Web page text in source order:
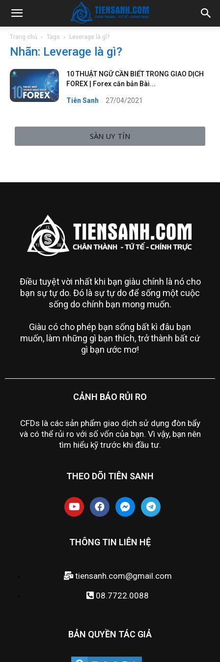
Trang chủ Tags Leverage là gì?
Nhãn: Leverage là gì?
10 THUẬT NGỮ CẦN BIẾT TRONG GIAO DỊCH
FOREX | Forex căn bản Bài...
Tiên Sanh - 27/04/2021
SÀN UY TÍN
Điều tuyệt vời nhất khi bạn giàu chính là nó cho
bạn sự tự do. Đó là sự tự do để sống một cuộc
sống do chính bạn mong muốn.
Giàu có cho phép bạn sống bất kì đâu bạn
muốn, làm những gì bạn thích, trở thành bất cứ
gì bạn ước mơ!
CẢNH BÁO RỦI RO
CFDs là các sản phẩm giao dịch sử dụng đòn bẩy
và có thể rủi ro với số vốn của bạn. Vì vậy, bạn nên
tìm hiểu kỹ trước khi đầu tư.
THEO DÕI TIÊN SANH
THÔNG TIN LIÊN HỆ
tiensanh.com@gmail.com
08.7722.0088
BẢN QUYỀN TÁC GIẢ